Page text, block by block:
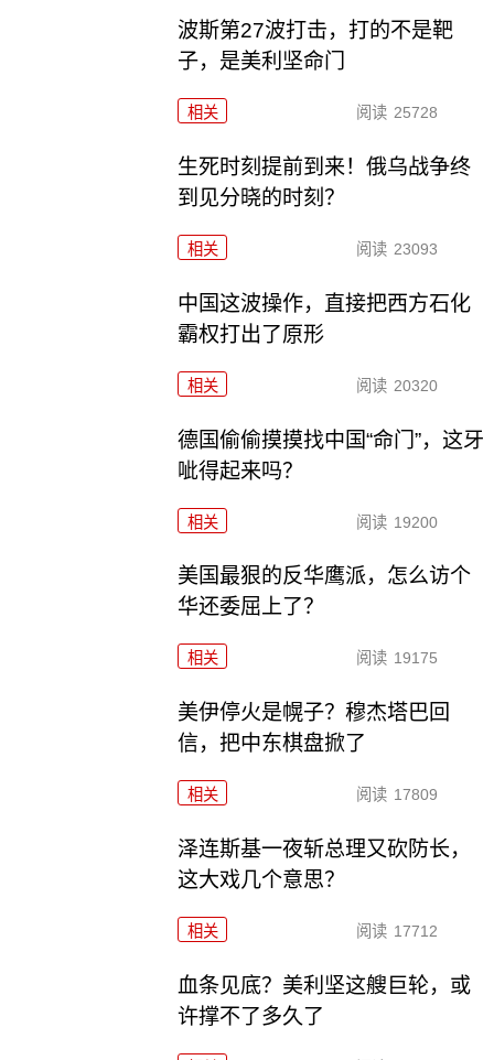
波斯第27波打击，打的不是靶
子，是美利坚命门
相关 阅读 25728
生死时刻提前到来！俄乌战争终
到见分晓的时刻？
相关 阅读 23093
中国这波操作，直接把西方石化
霸权打出了原形
相关 阅读 20320
德国偷偷摸摸找中国“命门”，这牙
呲得起来吗？
相关 阅读 19200
美国最狠的反华鹰派，怎么访个
华还委屈上了？
相关 阅读 19175
美伊停火是幌子？穆杰塔巴回
信，把中东棋盘掀了
相关 阅读 17809
泽连斯基一夜斩总理又砍防长，
这大戏几个意思？
相关 阅读 17712
血条见底？美利坚这艘巨轮，或
许撑不了多久了